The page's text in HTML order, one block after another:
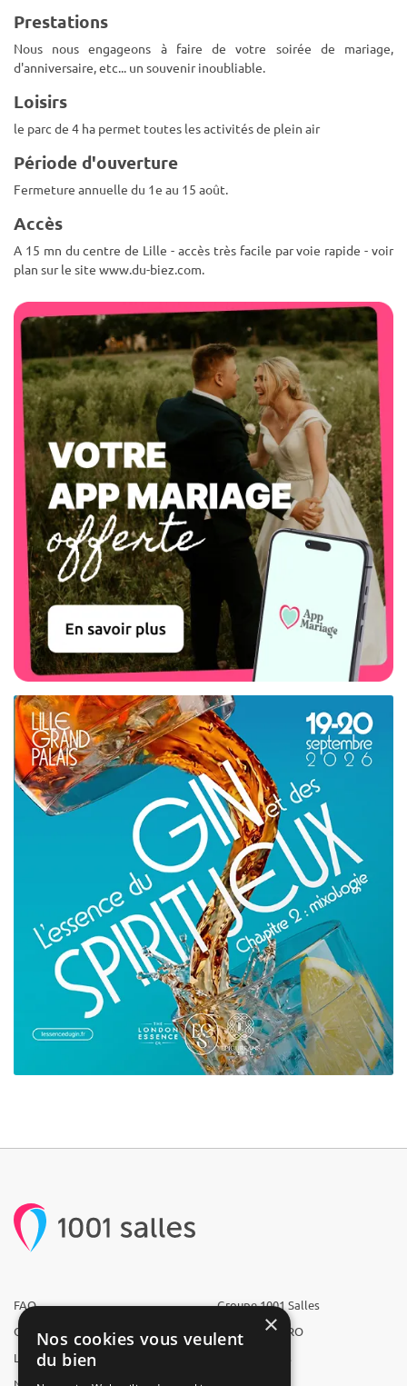
Prestations
Nous nous engageons à faire de votre soirée de mariage,
d'anniversaire, etc... un souvenir inoubliable.
Loisirs
le parc de 4 ha permet toutes les activités de plein air
Période d'ouverture
Fermeture annuelle du 1e au 15 août.
Accès
A 15 mn du centre de Lille - accès très facile par voie rapide - voir
plan sur le site www.du-biez.com.
FAQ
Qui sommes-nous ?
L'équipe
Groupe 1001 Salles
1001 Salles PRO
1001 Traiteurs
×
Nos cookies vous veulent
du bien